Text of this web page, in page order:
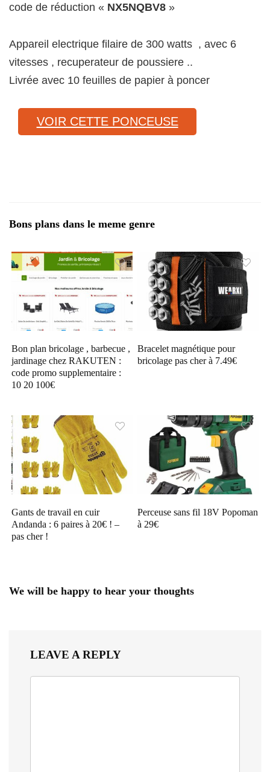
code de réduction « NX5NQBV8 »
Appareil electrique filaire de 300 watts , avec 6
vitesses , recuperateur de poussiere ..
Livrée avec 10 feuilles de papier à poncer
VOIR CETTE PONCEUSE
Bons plans dans le meme genre
Bon plan bricolage , barbecue ,
jardinage chez RAKUTEN :
code promo supplementaire :
10 20 100€
Bracelet magnétique pour
bricolage pas cher à 7.49€
Gants de travail en cuir
Andanda : 6 paires à 20€ ! –
pas cher !
Perceuse sans fil 18V Popoman
à 29€
We will be happy to hear your thoughts
LEAVE A REPLY